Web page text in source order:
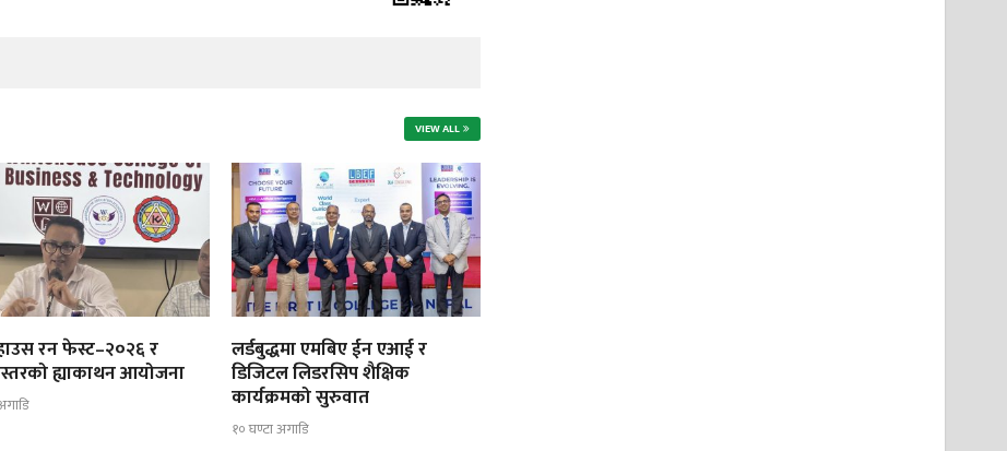
VIEW ALL
रन फेस्ट–२०२६ र
ह्याकाथन आयोजना
लर्डबुद्धमा एमबिए ईन एआई र
डिजिटल लिडरसिप शैक्षिक
कार्यक्रमको सुरुवात
१० घण्टा अगाडि